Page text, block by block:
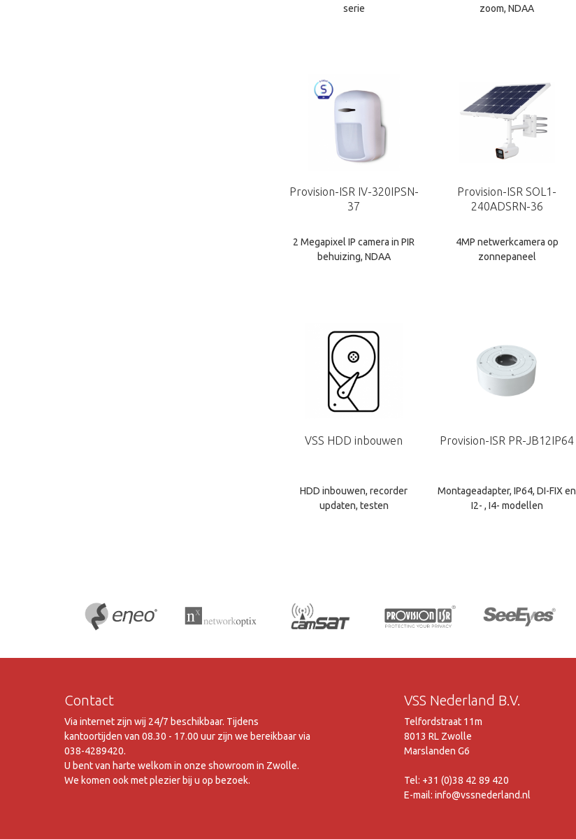
serie
zoom, NDAA
Provision-ISR IV-320IPSN-
37
2 Megapixel IP camera in PIR
behuizing, NDAA
Provision-ISR SOL1-
240ADSRN-36
4MP netwerkcamera op
zonnepaneel
VSS HDD inbouwen
HDD inbouwen, recorder
updaten, testen
Provision-ISR PR-JB12IP64
Montageadapter, IP64, DI-FIX en
I2- , I4- modellen
Contact
Via internet zijn wij 24/7 beschikbaar. Tijdens
kantoortijden van 08.30 - 17.00 uur zijn we bereikbaar via
038-4289420.
U bent van harte welkom in onze showroom in Zwolle.
We komen ook met plezier bij u op bezoek.
VSS Nederland B.V.
Telfordstraat 11m
8013 RL Zwolle
Marslanden G6
Tel: +31 (0)38 42 89 420
E-mail: info@vssnederland.nl